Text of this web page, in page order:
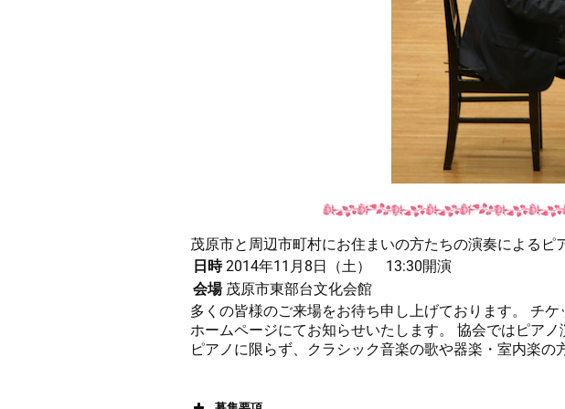
茂原市と周辺市町村にお住まいの方たちの演奏によるピ
日時 2014年11月8日（土） 13:30開演
会場 茂原市東部台文化会館
多くの皆様のご来場をお待ち申し上げております。 チ
ホームページにてお知らせいたします。 協会ではピア
ピアノに限らず、クラシック音楽の歌や器楽・室内楽の